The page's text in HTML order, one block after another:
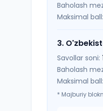
Baholash
Maksimal ball:
3.
Savollar soni:
Baholash
Maksimal ball:
* Majburiy